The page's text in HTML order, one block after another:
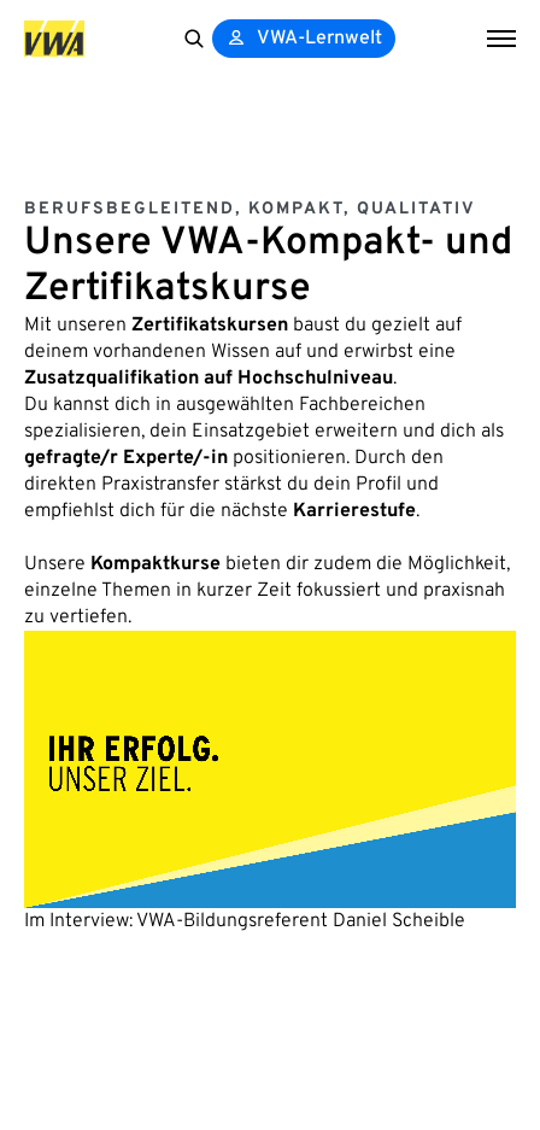
VWA-Lernwelt
BERUFSBEGLEITEND, KOMPAKT, QUALITATIV
Unsere VWA-Kompakt- und
Zertifikatskurse
Mit unseren Zertifikatskursen baust du gezielt auf
deinem vorhandenen Wissen auf und erwirbst eine
Zusatzqualifikation auf Hochschulniveau.
Du kannst dich in ausgewählten Fachbereichen
spezialisieren, dein Einsatzgebiet erweitern und dich als
gefragte/r Experte/-in positionieren. Durch den
direkten Praxistransfer stärkst du dein Profil und
empfiehlst dich für die nächste Karrierestufe.
Unsere Kompaktkurse bieten dir zudem die Möglichkeit,
einzelne Themen in kurzer Zeit fokussiert und praxisnah
zu vertiefen.
Im Interview: VWA-Bildungsreferent Daniel Scheible